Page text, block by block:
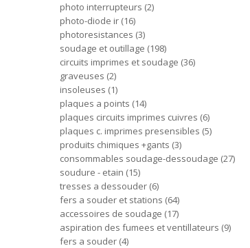
photo interrupteurs 2
photo-diode ir 16
photoresistances 3
soudage et outillage 198
circuits imprimes et soudage 36
graveuses 2
insoleuses 1
plaques a points 14
plaques circuits imprimes cuivres 6
plaques c. imprimes presensibles 5
produits chimiques +gants 3
consommables soudage-dessoudage 27
soudure - etain 15
tresses a dessouder 6
fers a souder et stations 64
accessoires de soudage 17
aspiration des fumees et ventillateurs 9
fers a souder 4